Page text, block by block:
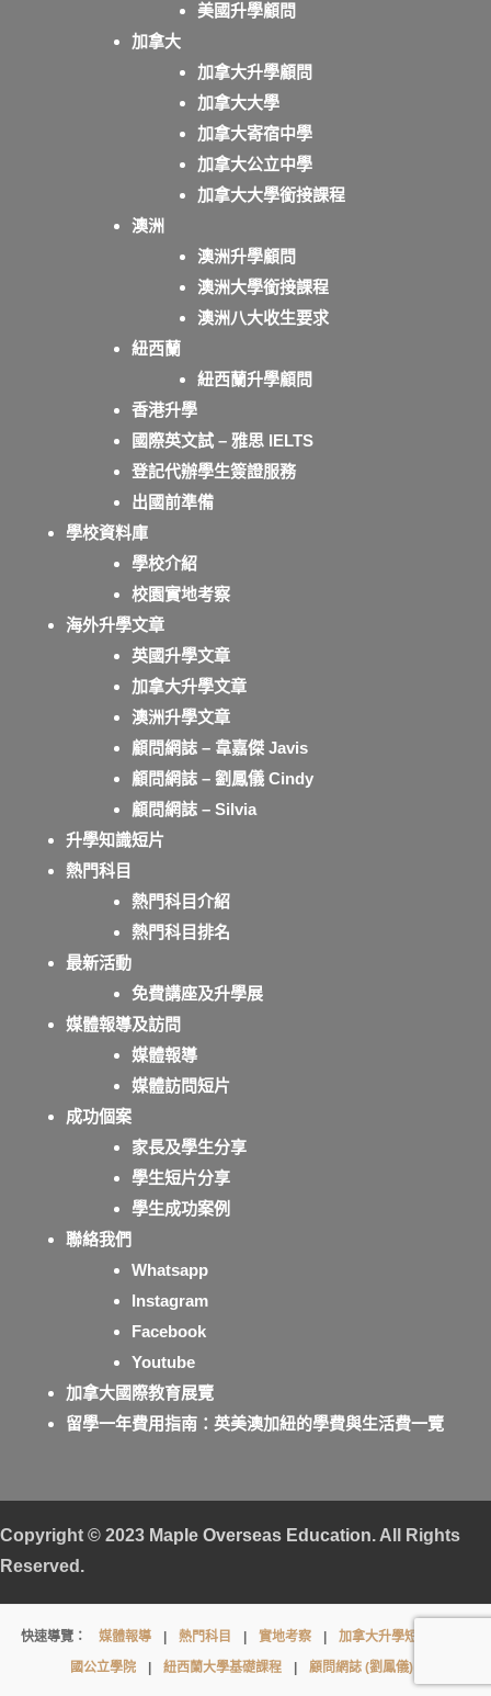
美國升學顧問
加拿大
加拿大升學顧問
加拿大大學
加拿大寄宿中學
加拿大公立中學
加拿大大學銜接課程
澳洲
澳洲升學顧問
澳洲大學銜接課程
澳洲八大收生要求
紐西蘭
紐西蘭升學顧問
香港升學
國際英文試 – 雅思 IELTS
登記代辦學生簽證服務
出國前準備
學校資料庫
學校介紹
校園實地考察
海外升學文章
英國升學文章
加拿大升學文章
澳洲升學文章
顧問網誌 – 韋嘉傑 Javis
顧問網誌 – 劉鳳儀 Cindy
顧問網誌 – Silvia
升學知識短片
熱門科目
熱門科目介紹
熱門科目排名
最新活動
免費講座及升學展
媒體報導及訪問
媒體報導
媒體訪問短片
成功個案
家長及學生分享
學生短片分享
學生成功案例
聯絡我們
Whatsapp
Instagram
Facebook
Youtube
加拿大國際教育展覽
留學一年費用指南：英美澳加紐的學費與生活費一覽
Copyright © 2023 Maple Overseas Education. All Rights
Reserved.
Vancouver
School
快速導覽： 媒體報導 熱門科目 實地考察 加拿大升學短片
國公立學院
紐西蘭大學基礎課程 顧問網誌 (劉鳳儀)